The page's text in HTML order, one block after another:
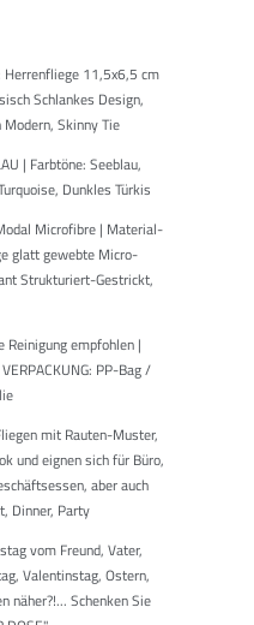
Herrenfliege 11,5x6,5 cm
Schlankes Design,
Skinny Tie
| Farbtöne: Seeblau,
Dunkles Türkis
Microfibre | Material-
glatt gewebte Micro-
Strukturiert-Gestrickt,
Reinigung empfohlen |
PP-Bag /
mit Rauten-Muster,
und eignen sich für Büro,
aber auch
Dinner, Party
vom Freund, Vater,
Valentinstag, Ostern,
näher?!... Schenken Sie